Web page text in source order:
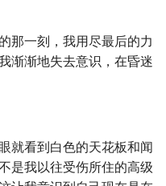
那一刻，我用尽最后的力
渐渐地失去意识，在昏迷
就看到白色的天花板和闻
是我以往受伤所住的高级